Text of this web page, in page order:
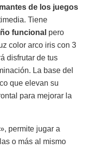
de los juegos
Tiene
funcional pero
color arco iris con 3
disfrutar de tus
La base del
que elevan su
para mejorar la
permite jugar a
o más al mismo